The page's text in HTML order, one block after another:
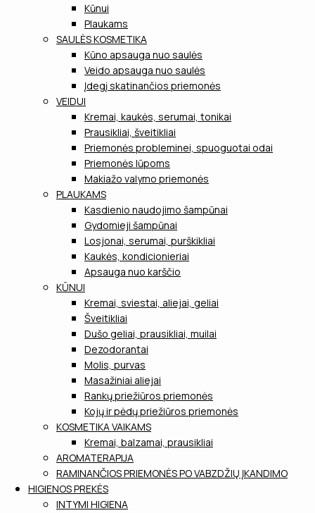
Kūnui
Plaukams
SAULĖS KOSMETIKA
Kūno apsauga nuo saulės
Veido apsauga nuo saulės
Įdegį skatinančios priemonės
VEIDUI
Kremai, kaukės, serumai, tonikai
Prausikliai, šveitikliai
Priemonės probleminei, spuoguotai odai
Priemonės lūpoms
Makiažo valymo priemonės
PLAUKAMS
Kasdienio naudojimo šampūnai
Gydomieji šampūnai
Losjonai, serumai, purškikliai
Kaukės, kondicionieriai
Apsauga nuo karščio
KŪNUI
Kremai, sviestai, aliejai, geliai
Šveitikliai
Dušo geliai, prausikliai, muilai
Dezodorantai
Molis, purvas
Masažiniai aliejai
Rankų priežiūros priemonės
Kojų ir pėdų priežiūros priemonės
KOSMETIKA VAIKAMS
Kremai, balzamai, prausikliai
AROMATERAPIJA
RAMINANČIOS PRIEMONĖS PO VABZDŽIŲ ĮKANDIMO
HIGIENOS PREKĖS
INTYMI HIGIENA